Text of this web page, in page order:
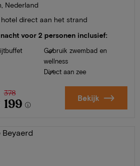
Nederland
direct aan het strand
nacht voor 2 personen inclusief:
Gebruik zwembad en
wellness
Direct aan zee
378
199 Bekijk